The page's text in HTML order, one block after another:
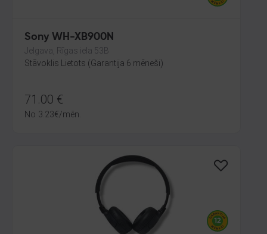
Sony WH-XB900N
Jelgava, Rīgas iela 53B
Stāvoklis Lietots (Garantija 6 mēneši)
71.00 €
No 3.23€/mēn.